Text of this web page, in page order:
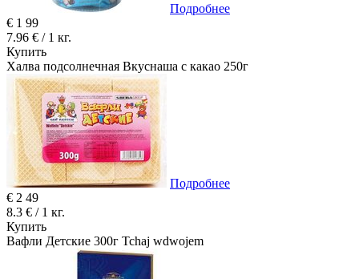
Подробнее
€ 1 99
7.96 € / 1 кг.
Купить
Халва подсолнечная Вкуснаша с какао 250г
Подробнее
€ 2 49
8.3 € / 1 кг.
Купить
Вафли Детские 300г Tchaj wdwojem